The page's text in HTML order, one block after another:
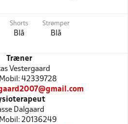
Shorts
Blå
Strømper
Blå
Træner
Vestergaard
Mobil: 42339728
Dalgaard
Mobil: 20136249